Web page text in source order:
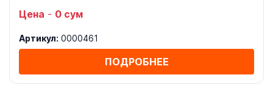
Цена - 0 сум
Артикул: 0000461
ПОДРОБНЕЕ